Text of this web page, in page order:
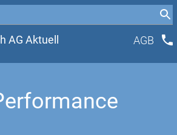
AG Aktuell AGB phone